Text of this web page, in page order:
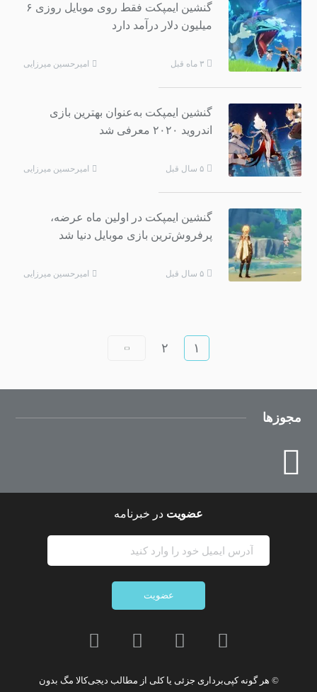
گنشین ایمپکت فقط روی موبایل روزی ۶
میلیون دلار درآمد دارد
۳ ماه قبل امیرحسین میرزایی
گنشین ایمپکت به‌عنوان بهترین بازی
اندروید ۲۰۲۰ معرفی شد
۵ سال قبل امیرحسین میرزایی
گنشین ایمپکت در اولین ماه عرضه،
پرفروش‌ترین بازی موبایل دنیا شد
۵ سال قبل امیرحسین میرزایی
۱ ۲
مجوزها
عضویت در خبرنامه
عضویت
© هر گونهکپی‌برداری جزئی یا کلی از مطالب دیجی‌کالا مگ بدون